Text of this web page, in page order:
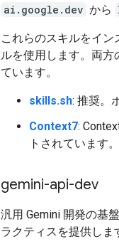
ai.google.dev から
これらのスキルをイ
ルを使用します。両
ています。
skills.sh: 推奨。
Context7:
トされています。
gemini-api-dev
汎用 Gemini 開発の基
ラクティスを提供しま